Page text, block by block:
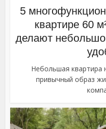
5
квартире 60
делают
Небольшая квартира
привычный образ